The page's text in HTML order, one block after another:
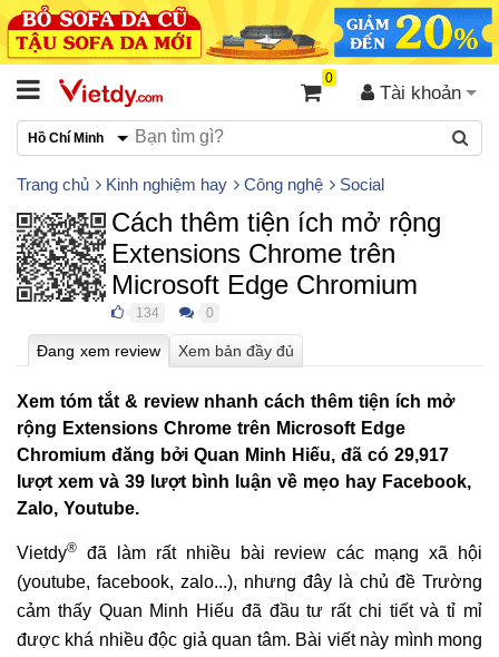
Tài khoản
0
Hồ Chí Minh
Trang chủ Kinh nghiệm hay Công nghệ Social
Cách thêm tiện ích mở rộng
Extensions Chrome trên
Microsoft Edge Chromium
134 0
Xem tóm tắt & review nhanh cách thêm tiện ích mở
rộng Extensions Chrome trên Microsoft Edge
Chromium đăng bởi Quan Minh Hiếu, đã có 29,917
lượt xem và 39 lượt bình luận về mẹo hay Facebook,
Zalo, Youtube.
Vietdy®
đã làm rất nhiều bài review các mạng xã hội
(youtube, facebook, zalo...), nhưng đây là chủ đề Trường
cảm thấy Quan Minh Hiếu đã đầu tư rất chi tiết và tỉ mỉ
được khá nhiều độc giả quan tâm. Bài viết này mình mong